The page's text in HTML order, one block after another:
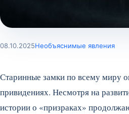
08.10.2025Необъяснимые явления
Старинные замки по всему миру
привидениях. Несмотря на
истории о «призраках»